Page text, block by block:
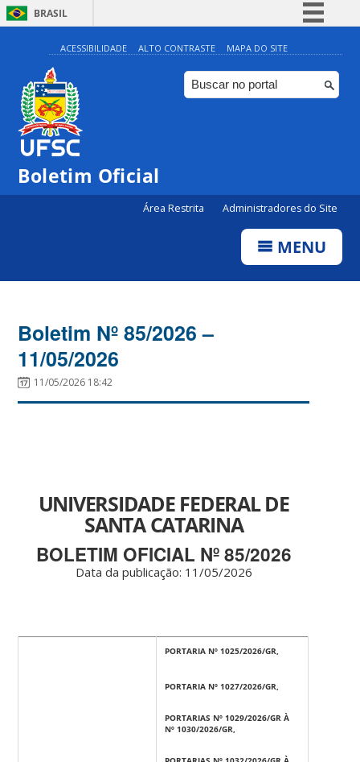
BRASIL
Simplifique!
Comunica BR
Participe
ACESSIBILIDADE ALTO CONTRASTE MAPA DO SITE
Boletim Oficial
Área Restrita Administradores do Site
MENU
Boletim Nº 85/2026 –
11/05/2026
11/05/2026 18:42
UNIVERSIDADE FEDERAL DE
SANTA CATARINA
BOLETIM OFICIAL Nº 85/2026
Data da publicação: 11 /05/2026
PORTARIA Nº 1025/2026/GR,
PORTARIA Nº 1027/2026/GR,
PORTARIAS Nº 1029/2026/GR À
Nº 1030/2026/GR,